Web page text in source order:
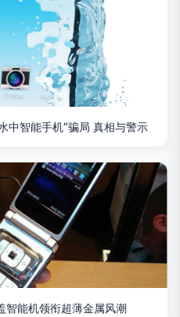
中智能手机”骗局 真相与警示
智能机领衔超薄金属风潮